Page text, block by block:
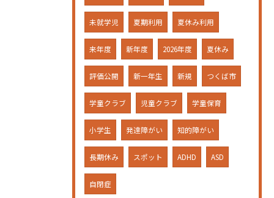
未就学児 夏期利用 夏休み利用
来年度 新年度 2026年度 夏休み
評価公開 新一年生 新規 つくば市
学童クラブ 児童クラブ 学童保育
小学生 発達障がい 知的障がい
長期休み スポット ADHD ASD
自閉症